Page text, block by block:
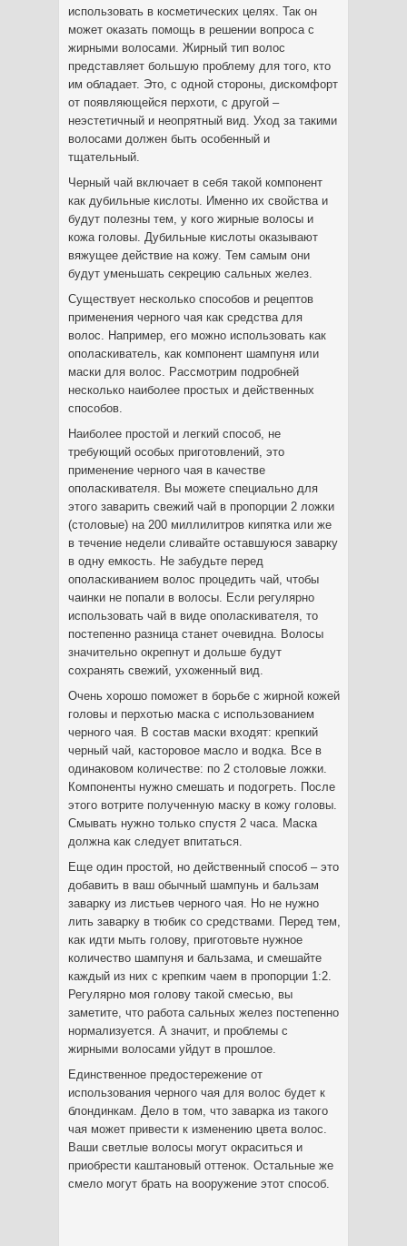
использовать в косметических целях. Так он
может оказать помощь в решении вопроса с
жирными волосами. Жирный тип волос
представляет большую проблему для того, кто
им обладает. Это, с одной стороны, дискомфорт
от появляющейся перхоти, с другой –
неэстетичный и неопрятный вид. Уход за такими
волосами должен быть особенный и
тщательный.
Черный чай включает в себя такой компонент
как дубильные кислоты. Именно их свойства и
будут полезны тем, у кого жирные волосы и
кожа головы. Дубильные кислоты оказывают
вяжущее действие на кожу. Тем самым они
будут уменьшать секрецию сальных желез.
Существует несколько способов и рецептов
применения черного чая как средства для
волос. Например, его можно использовать как
ополаскиватель, как компонент шампуня или
маски для волос. Рассмотрим подробней
несколько наиболее простых и действенных
способов.
Наиболее простой и легкий способ, не
требующий особых приготовлений, это
применение черного чая в качестве
ополаскивателя. Вы можете специально для
этого заварить свежий чай в пропорции 2 ложки
(столовые) на 200 миллилитров кипятка или же
в течение недели сливайте оставшуюся заварку
в одну емкость. Не забудьте перед
ополаскиванием волос процедить чай, чтобы
чаинки не попали в волосы. Если регулярно
использовать чай в виде ополаскивателя, то
постепенно разница станет очевидна. Волосы
значительно окрепнут и дольше будут
сохранять свежий, ухоженный вид.
Очень хорошо поможет в борьбе с жирной кожей
головы и перхотью маска с использованием
черного чая. В состав маски входят: крепкий
черный чай, касторовое масло и водка. Все в
одинаковом количестве: по 2 столовые ложки.
Компоненты нужно смешать и подогреть. После
этого вотрите полученную маску в кожу головы.
Смывать нужно только спустя 2 часа. Маска
должна как следует впитаться.
Еще один простой, но действенный способ – это
добавить в ваш обычный шампунь и бальзам
заварку из листьев черного чая. Но не нужно
лить заварку в тюбик со средствами. Перед тем,
как идти мыть голову, приготовьте нужное
количество шампуня и бальзама, и смешайте
каждый из них с крепким чаем в пропорции 1:2.
Регулярно моя голову такой смесью, вы
заметите, что работа сальных желез постепенно
нормализуется. А значит, и проблемы с
жирными волосами уйдут в прошлое.
Единственное предостережение от
использования черного чая для волос будет к
блондинкам. Дело в том, что заварка из такого
чая может привести к изменению цвета волос.
Ваши светлые волосы могут окраситься и
приобрести каштановый оттенок. Остальные же
смело могут брать на вооружение этот способ.